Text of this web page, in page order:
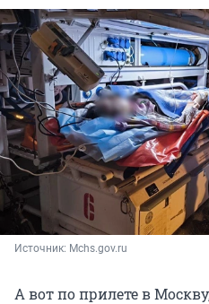
Источник: Mchs.gov.ru
А вот по прилете в